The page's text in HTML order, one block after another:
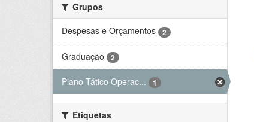
Grupos
Despesas e Orçamentos
2
Graduação 2
Plano Tático Operac... 1
Etiquetas